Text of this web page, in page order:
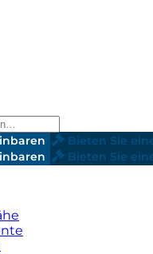
Bieten Sie
Bieten Sie